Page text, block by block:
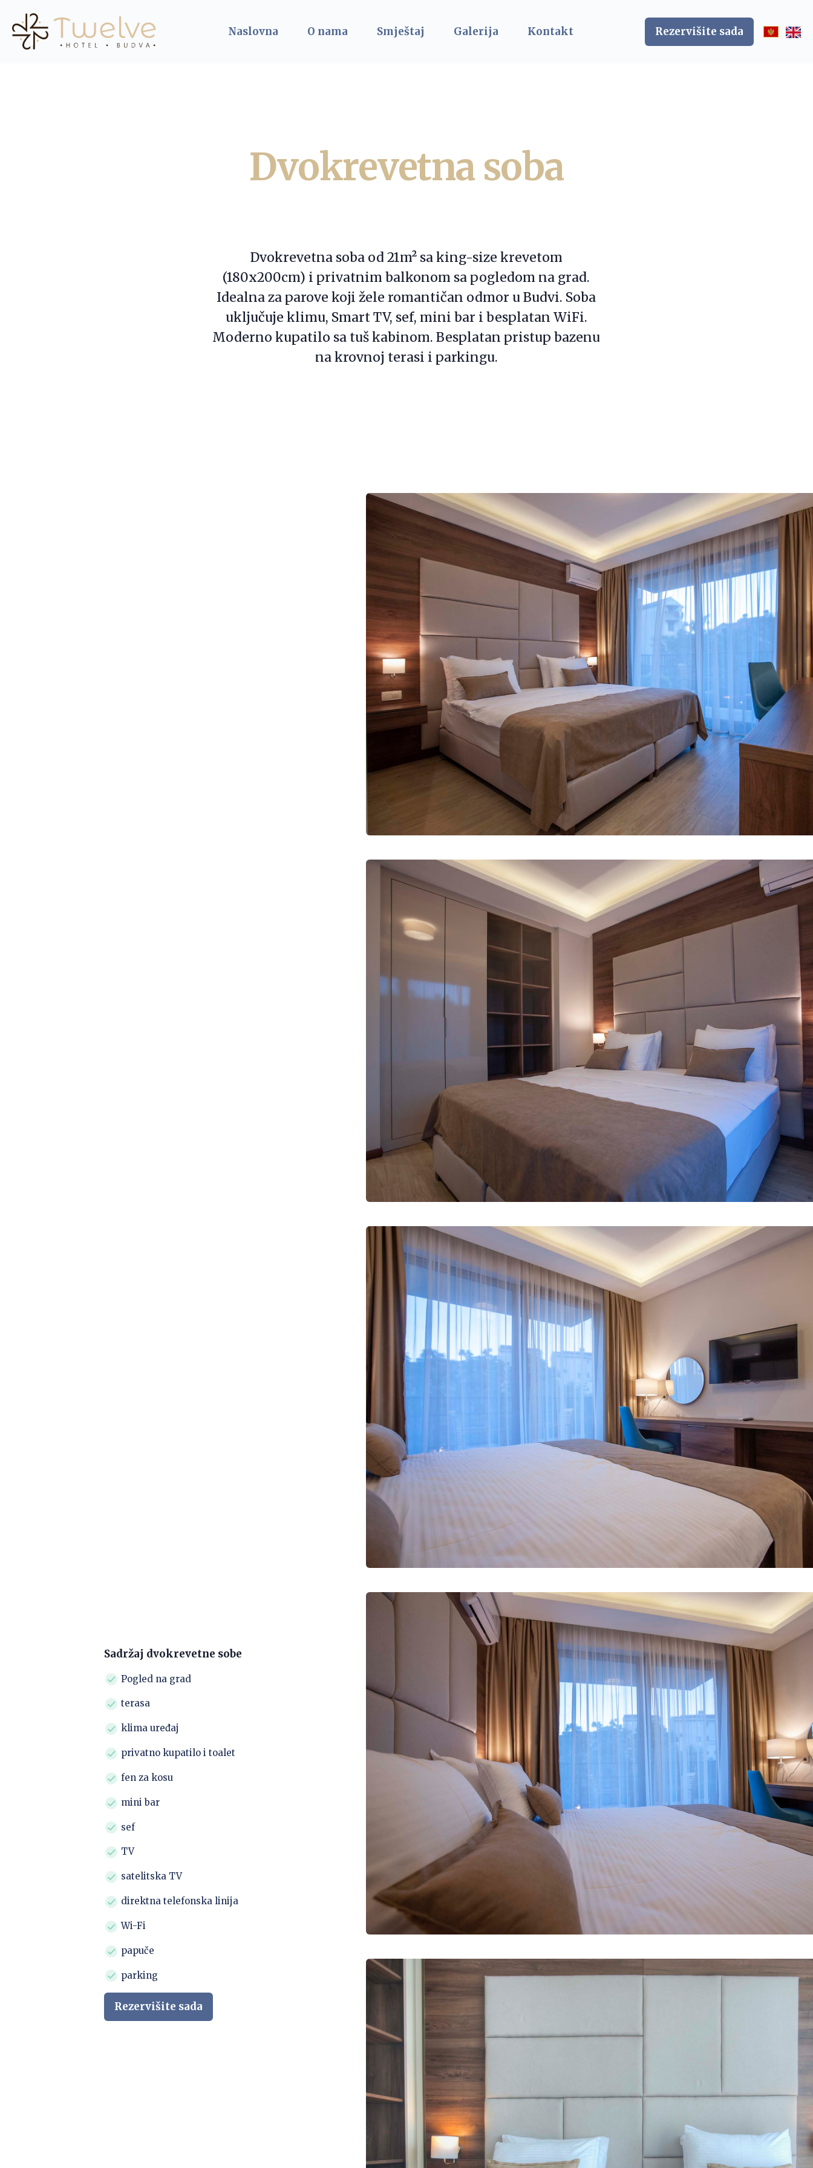
Naslovna O nama Smještaj Galerija Kontakt Rezervišite sada
Dvokrevetna soba
Dvokrevetna soba od 21m² sa king-size krevetom
(180x200cm) i privatnim balkonom sa pogledom na grad.
Idealna za parove koji žele romantičan odmor u Budvi. Soba
uključuje klimu, Smart TV, sef, mini bar i besplatan WiFi.
Moderno kupatilo sa tuš kabinom. Besplatan pristup bazenu
na krovnoj terasi i parkingu.
Sadržaj dvokrevetne sobe
Pogled na grad
terasa
klima uređaj
privatno kupatilo i toalet
fen za kosu
mini bar
sef
TV
satelitska TV
direktna telefonska linija
Wi-Fi
papuče
parking
Rezervišite sada